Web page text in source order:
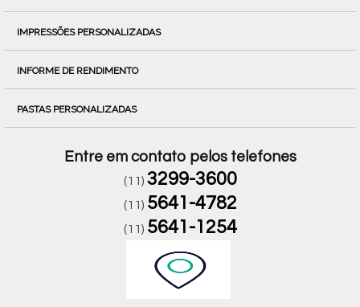
IMPRESSÕES PERSONALIZADAS
INFORME DE RENDIMENTO
PASTAS PERSONALIZADAS
Entre em contato pelos telefones
(11) 3299-3600
(11) 5641-4782
(11) 5641-1254